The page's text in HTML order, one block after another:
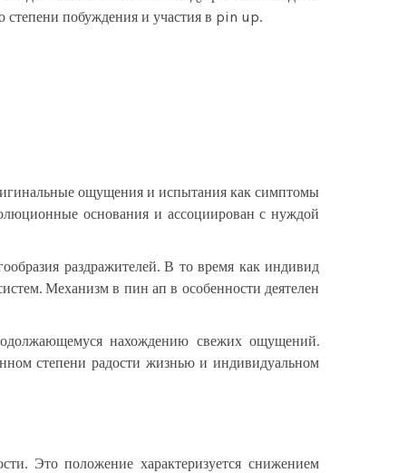
степени побуждения и участия в pin up.
ощущения и испытания как симптомы
основания и ассоциирован с нуждой
раздражителей. В то время как индивид
Механизм в пин ап в особенности деятелен
нахождению свежих ощущений.
степени радости жизнью и индивидуальном
Это положение характеризуется снижением